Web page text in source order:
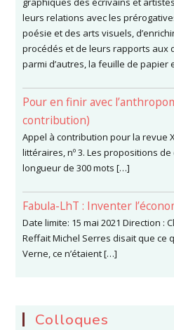
leurs relations avec les
poésie et des arts visuels,
procédés et de leurs rapports aux
parmi d’autres, la feuille de papier
Pour en finir avec
contribution)
Appel à contribution pour la revue
littéraires, nº 3. Les propositions de
longueur de 300 mots […]
Fabula-LhT : Inventer
Date limite: 15 mai 2021 Direction :
Reffait Michel Serres disait que ce
Verne, ce n’étaient […]
Colloques